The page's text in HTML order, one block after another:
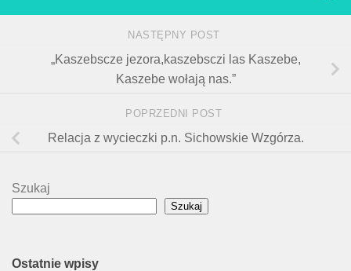
NASTĘPNY POST
„Kaszebscze jezora,kaszebsczi las Kaszebe,
Kaszebe wołają nas.”
POPRZEDNI POST
Relacja z wycieczki p.n. Sichowskie Wzgórza.
Szukaj
Szukaj
Ostatnie wpisy